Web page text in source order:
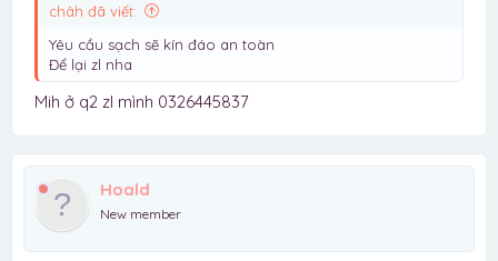
châh đã viết:
Yêu cầu sạch sẽ kín đáo an toàn
Để lại zl nha
Mih ở q2 zl mình 0326445837
Hoald
New member